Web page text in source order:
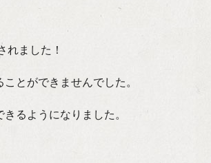
ました！
とができませんでした。
るようになりました。